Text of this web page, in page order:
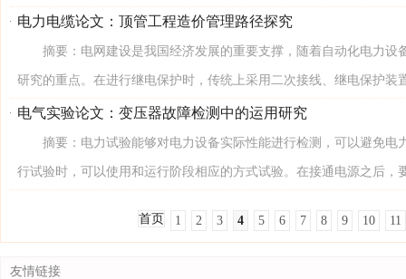
电力电缆论文：顶管工程造价管理路径探究
摘要：电网建设是我国经济发展的重要支撑，随着自动化电力设
研究的重点。在进行继电保护时，传统上采用二次接线、继电保护装
电气实验论文：变压器故障检测中的运用研究
摘要：电力试验能够对电力设备实际性能进行检测，可以避免电
行试验时，可以使用和运行阶段相应的方式试验。在接通电源之后，
首页 1 2 3 4 5 6 7 8 9 10 11
友情链接